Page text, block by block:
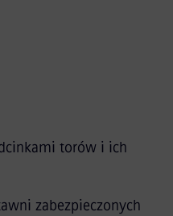
torów i ich
zabezpieczonych